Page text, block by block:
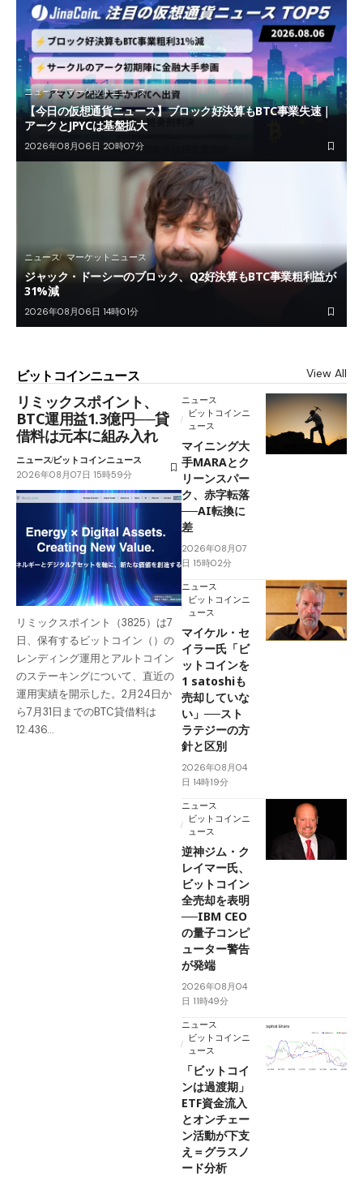
ニュース マーケットニュース
【今日の仮想通貨ニュース】ブロック好決算もBTC事業失速｜
アークとJPYCは基盤拡大
2026年08月06日 20時07分
ニュース マーケットニュース
ジャック・ドーシーのブロック、Q2好決算もBTC事業粗利益が
31%減
2026年08月06日 14時01分
ビットコインニュース View All
リミックスポイント、
BTC運用益1.3億円──貸
借料は元本に組み入れ
ニュースビットコインニュース
2026年08月07日 15時59分
リミックスポイント（3825）は7
日、保有するビットコイン（）の
レンディング運用とアルトコイン
のステーキングについて、直近の
運用実績を開示した。2月24日か
ら7月31日までのBTC貸借料は
12.436…
ニュース
ビットコインニ
ュース
マイニング大
手MARAとク
リーンスパー
ク、赤字転落
──AI転換に
差
2026年08月07
日 15時02分
ニュース
ビットコインニ
ュース
マイケル・セ
イラー氏「ビ
ットコインを
1 satoshiも
売却していな
い」──スト
ラテジーの方
針と区別
2026年08月04
日 14時19分
ニュース
ビットコインニ
ュース
逆神ジム・ク
レイマー氏、
ビットコイン
全売却を表明
──IBM CEO
の量子コンピ
ューター警告
が発端
2026年08月04
日 11時49分
ニュース
ビットコインニ
ュース
「ビットコイ
ンは過渡期」
ETF資金流入
とオンチェー
ン活動が下支
え＝グラスノ
ード分析